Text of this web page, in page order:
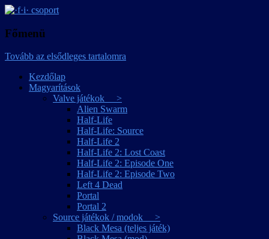
·f·i· csoport
Főmenü
Tovább az elsődleges tartalomra
Kezdőlap
Magyarítások
Valve játékok >
Alien Swarm
Half-Life
Half-Life: Source
Half-Life 2
Half-Life 2: Lost Coast
Half-Life 2: Episode One
Half-Life 2: Episode Two
Left 4 Dead
Portal
Portal 2
Source játékok / modok >
Black Mesa (teljes játék)